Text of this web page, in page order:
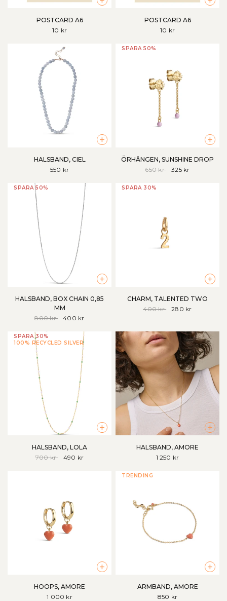
POSTCARD A6
10 kr
POSTCARD A6
10 kr
+
HALSBAND, CIEL
550 kr
SPARA 50%
+
ÖRHÄNGEN, SUNSHINE DROP
650 kr
325 kr
SPARA 50%
+
HALSBAND, BOX CHAIN 0,85
MM
800 kr
400 kr
SPARA 30%
+
CHARM, TALENTED TWO
400 kr
280 kr
SPARA 30%
100% RECYCLED SILVER
+
HALSBAND, LOLA
700 kr
490 kr
+
HALSBAND, AMORE
1 250 kr
+
HOOPS, AMORE
1 000 kr
TRENDING
+
ARMBAND, AMORE
850 kr